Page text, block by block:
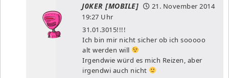
J0KER [MOBILE]
21. November 2014
19:27 Uhr
31.01.3015!!!!
Ich bin mir nicht sicher ob ich sooooo
alt werden will
Irgendwie würd es mich Reizen, aber
irgendwi auch nicht